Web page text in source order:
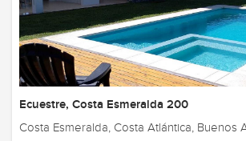
Ecuestre, Costa Esmeralda 200
Costa Esmeralda, Costa Atlántica, Buenos